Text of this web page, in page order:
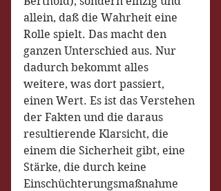
allein, daß die Wahrheit eine
Rolle spielt. Das macht den
ganzen Unterschied aus. Nur
dadurch bekommt alles
weitere, was dort passiert,
einen Wert. Es ist das Verstehen
der Fakten und die daraus
resultierende Klarsicht, die
einem die Sicherheit gibt, eine
Stärke, die durch keine
Einschüchterungsmaßnahme